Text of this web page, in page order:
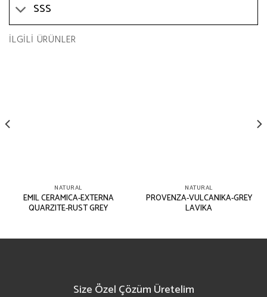
SSS
İLGILI ÜRÜNLER
NATURAL
EMIL CERAMICA-EXTERNA
QUARZITE-RUST GREY
NATURAL
PROVENZA-VULCANIKA-GREY
LAVIKA
Size Özel Çözüm Üretelim